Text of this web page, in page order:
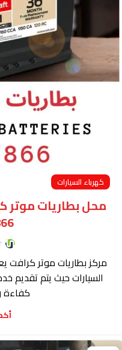
كهرباء السيارات
مركز بطاريات موتر كرافت
السيارات حيث يتم تقديم
كفاءة